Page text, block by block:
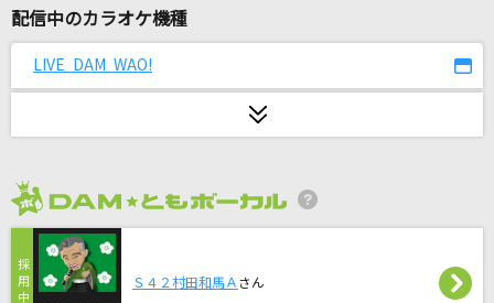
IRIS OUT
ALPHA DRIVE ONE
First Christmas feat. JUNON (BE:FIRST)
REIKO
配信中のカラオケ機種
LIVE DAM WAO!
Ｓ４２村田和馬Ａ さん